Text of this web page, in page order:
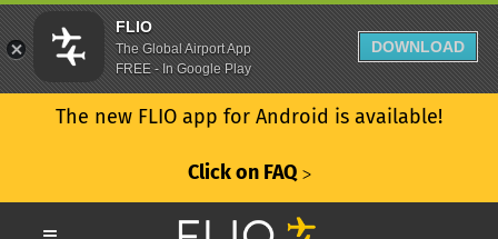
The new FLIO app for Android is available!
Click on FAQ ᐳ
FLIO
The Global Airport App
FREE - In Google Play
DOWNLOAD